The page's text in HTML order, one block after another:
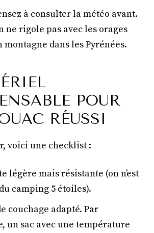
à consulter la météo avant.
ne rigole pas avec les orages
montagne dans les Pyrénées.
POUR
RÉUSSI
voici une checklist :
légère mais résistante (on n’est
camping 5 étoiles).
couchage adapté. Par
un sac avec une température